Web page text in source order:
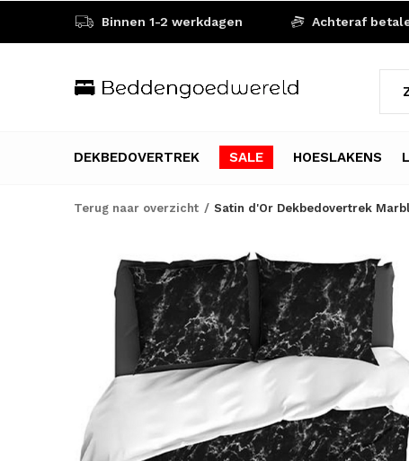
DEKBEDOVERTREK SALE HOESLAKENS
Binnen 1-2 werkdagen Achteraf
Terug naar overzicht Satin d'Or Dekbedovertrek